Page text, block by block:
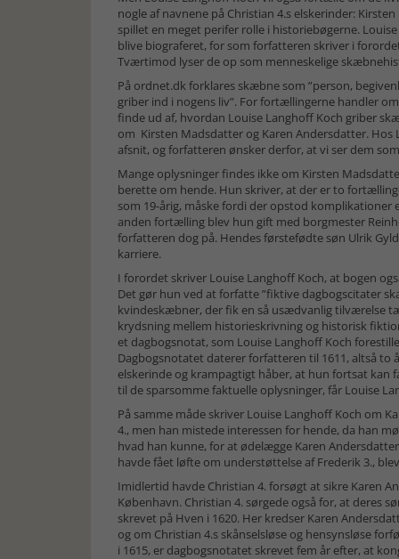
nogle af navnene på Christian 4.s elskerinder:
spillet en meget perifer rolle i historiebøgerne.
blive biograferet, for som forfatteren skriver i
Tværtimod lyser de op som menneskelige
På ordnet.dk forklares skæbne som ”person,
griber ind i nogens liv”. For fortællingerne handler
finde ud af, hvordan Louise Langhoff Koch griber
om Kirsten Madsdatter og Karen Andersdatter. Hos
afsnit, og forfatteren ønsker derfor, at vi ser dem
Mange oplysninger findes ikke om Kirsten
berette om hende. Hun skriver, at der er to
som 19-årig, måske fordi der opstod
anden fortælling blev hun gift med borgmester
forfatteren dog på. Hendes førstefødte søn Ulrik
karriere.
I forordet skriver Louise Langhoff Koch, at bogen
Det gør hun ved at forfatte ”fiktive dagbogscitater
kvindeskæbner, der fik en så usædvanlig tilværelse
krydsning mellem historieskrivning og historisk
et dagbogsnotat, som Louise Langhoff Koch
Dagbogsnotatet daterer forfatteren til 1611, altså
elskerinde og krampagtigt håber, at hun fortsat kan
til de sparsomme faktuelle oplysninger, får Louise
På samme måde skriver Louise Langhoff Koch om
4., men han mistede interessen for hende, da han
hvad han kunne, for at ødelægge Karen
havde fået løfte om understøttelse af Frederik 3.,
Imidlertid havde Christian 4. forsøgt at sikre Karen
København. Christian 4. sørgede også for, at deres
skrevet på Hven i 1620. Her kredser Karen
og om Christian 4.s skånselsløse og hensynsløse
i 1615, er dagbogsnotatet skrevet fem år efter, at